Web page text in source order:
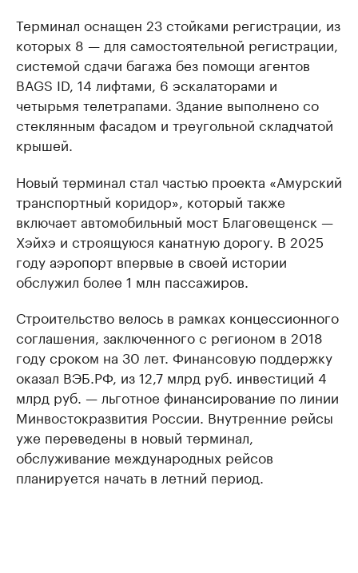
Терминал оснащен 23 стойками регистрации, из
которых 8 — для самостоятельной регистрации,
системой сдачи багажа без помощи агентов
BAGS ID, 14 лифтами, 6 эскалаторами и
четырьмя телетрапами. Здание выполнено со
стеклянным фасадом и треугольной складчатой
крышей.
Новый терминал стал частью проекта «Амурский
транспортный коридор», который также
включает автомобильный мост Благовещенск —
Хэйхэ и строящуюся канатную дорогу. В 2025
году аэропорт впервые в своей истории
обслужил более 1 млн пассажиров.
Строительство велось в рамках концессионного
соглашения, заключенного с регионом в 2018
году сроком на 30 лет. Финансовую поддержку
оказал ВЭБ.РФ, из 12,7 млрд руб. инвестиций 4
млрд руб. — льготное финансирование по линии
Минвостокразвития России. Внутренние рейсы
уже переведены в новый терминал,
обслуживание международных рейсов
планируется начать в летний период.